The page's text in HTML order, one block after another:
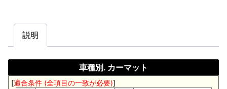
説明
車種別. カーマット
[適合条件 (全項目の一致が必要)]